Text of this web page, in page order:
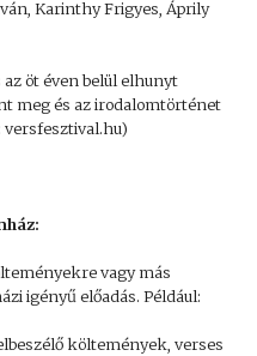
Karinthy Frigyes, Áprily
öt éven belül elhunyt
meg és az irodalomtörténet
vagy más
igényű előadás. Például:
költemények, verses